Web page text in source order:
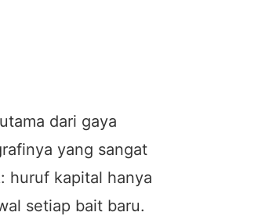
dari gaya
yang sangat
huruf kapital hanya
setiap bait baru.